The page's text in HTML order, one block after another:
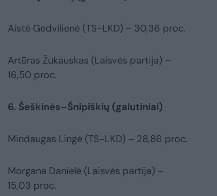
Aistė Gedvilienė (TS-LKD) – 30,36 proc.
Artūras Žukauskas (Laisvės partija) –
16,50 proc.
6. Šeškinės–Šnipiškių (galutiniai)
Mindaugas Lingė (TS-LKD) – 28,86 proc.
Morgana Danielė (Laisvės partija) –
15,03 proc.